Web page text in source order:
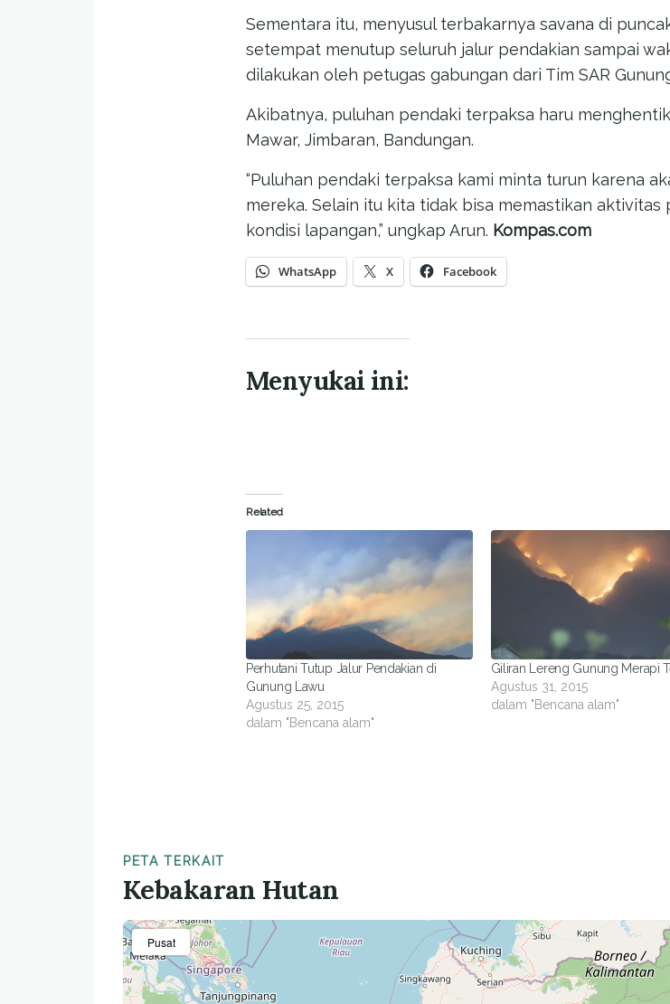
Sementara itu, menyusul terbakarnya savana di
setempat menutup seluruh jalur pendakian sampai
dilakukan oleh petugas gabungan dari Tim SAR
Akibatnya, puluhan pendaki terpaksa haru
Mawar, Jimbaran, Bandungan.
“Puluhan pendaki terpaksa kami minta turun karena
mereka. Selain itu kita tidak bisa memastikan
kondisi lapangan,” ungkap Arun. Kompas.com
WhatsApp X Facebook
Menyukai ini:
Related
Perhutani Tutup Jalur Pendakian di
Gunung Lawu
Agustus 25, 2015
dalam "Bencana alam"
Giliran Lereng Gunung Merapi
Agustus 31, 2015
dalam "Bencana alam"
PETA TERKAIT
Kebakaran Hutan
Pusat